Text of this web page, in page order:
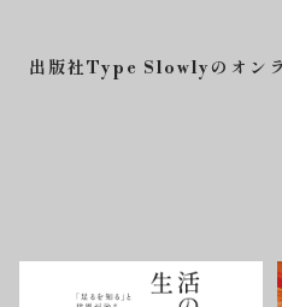
出版社Type Slowlyのオンラ